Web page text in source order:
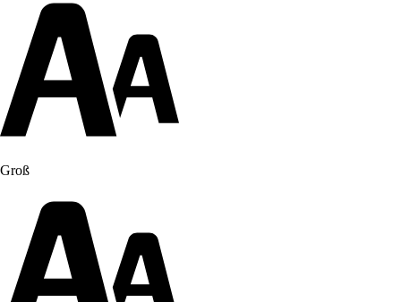
Groß